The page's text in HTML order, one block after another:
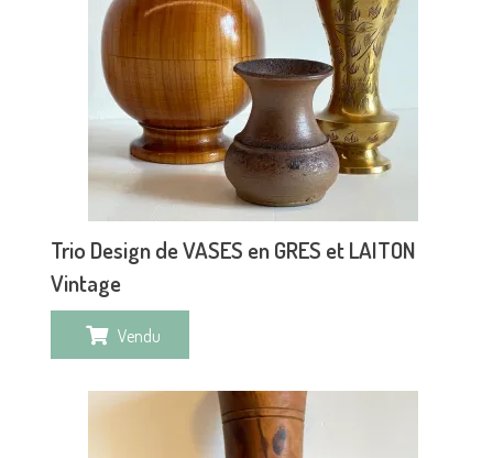
Trio Design de VASES en GRES et LAITON
Vintage
Vendu